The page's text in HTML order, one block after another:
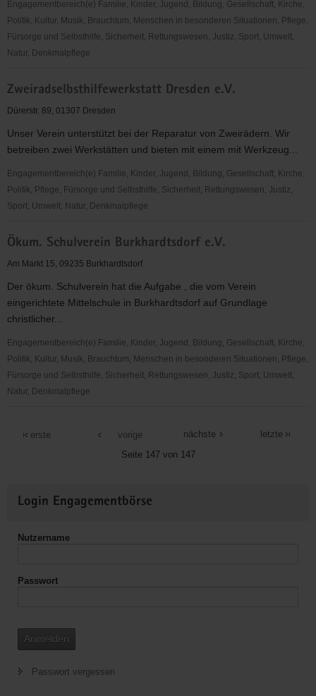
Engagementbereich(e) Familie, Kinder, Jugend, Bildung, Gesellschaft, Kirche,
Politik, Kultur, Musik, Brauchtum, Menschen in besonderen Situationen, Pflege,
Fürsorge und Selbsthilfe, Sicherheit, Rettungswesen, Justiz, Sport, Umwelt,
Natur, Denkmalpflege
Dübener
Heide
V.
Zweiradselbsthilfewerkstatt Dresden e.V.
Dürerstr. 89, 01307 Dresden
Unser Verein unterstützt bei der Reparatur von Zweirädern. Wir
betreiben zwei Werkstätten und bieten mit einem mit Werkzeug...
Engagementbereich(e) Familie, Kinder, Jugend, Bildung, Gesellschaft, Kirche,
Politik, Pflege, Fürsorge und Selbsthilfe, Sicherheit, Rettungswesen, Justiz,
Sport, Umwelt, Natur, Denkmalpflege
Dresden
e.V.
Ökum. Schulverein Burkhardtsdorf e.V.
Am Markt 15, 09235 Burkhardtsdorf
Der ökum. Schulverein hat die Aufgabe , die vom Verein
eingerichtete Mittelschule in Burkhardtsdorf auf Grundlage
christlicher...
Engagementbereich(e) Familie, Kinder, Jugend, Bildung, Gesellschaft, Kirche,
Politik, Kultur, Musik, Brauchtum, Menschen in besonderen Situationen, Pflege,
Fürsorge und Selbsthilfe, Sicherheit, Rettungswesen, Justiz, Sport, Umwelt,
Natur, Denkmalpflege
Schulverein
erste
vorige
Seite 147 von 147
nächste letzte
Informationen
Login Engagementbörse
Nutzername
Passwort
Anmelden
Passwort vergessen